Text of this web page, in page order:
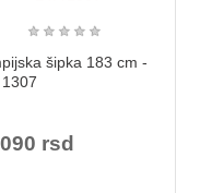
★ ★ ★ ★ ★
šipka 183 cm -
1307
rsd